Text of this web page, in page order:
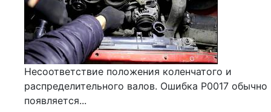
Несоответствие положения коленчатого и
распределительного валов. Ошибка Р0017 обычно
появляется...